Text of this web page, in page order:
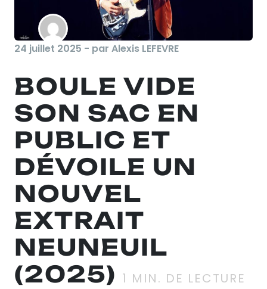
24 juillet 2025 - par Alexis LEFEVRE
BOULE VIDE
SON SAC EN
PUBLIC ET
DÉVOILE UN
NOUVEL
EXTRAIT
NEUNEUIL
(2025) 1 MIN. DE LECTURE